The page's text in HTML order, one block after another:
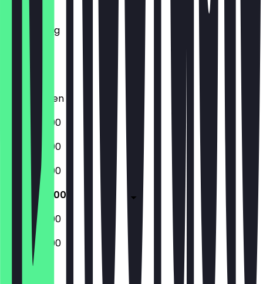
Donnerstag
Freitag
Samstag
Sonntag
Geschlossen
17:00 - 23:00
17:00 - 23:00
17:00 - 23:00
17:00 - 23:00
17:00 - 23:00
17:00 - 22:00